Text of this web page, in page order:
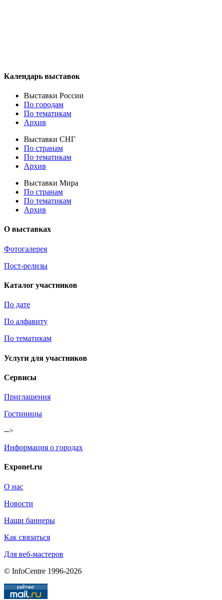
Календарь выставок
Выставки России
По городам
По тематикам
Архив
Выставки СНГ
По странам
По тематикам
Архив
Выставки Мира
По странам
По тематикам
Архив
О выставках
Фотогалерея
Пост-релизы
Каталог участников
По дате
По алфавиту
По тематикам
Услуги для участников
Сервисы
Приглашения
Гостиницы
-->
Информация о городах
Exponet.ru
О нас
Новости
Наши баннеры
Как связаться
Для веб-мастеров
© InfoCentre 1996-2026